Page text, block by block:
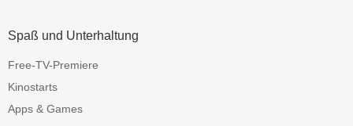
Spaß und Unterhaltung
Free-TV-Premiere
Kinostarts
Apps & Games